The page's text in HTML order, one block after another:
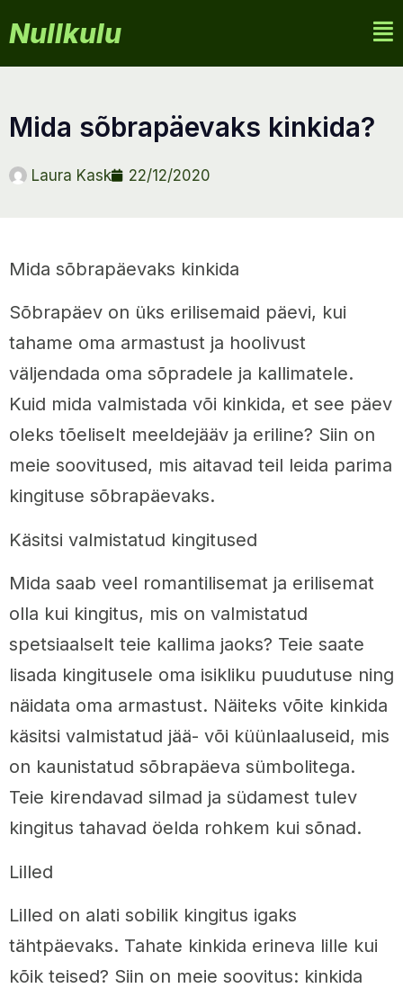
Nullkulu
mida sõbrapäevaks kinkida?
Laura Kask 22/12/2020
Mida sõbrapäevaks kinkida
Sõbrapäev on üks erilisemaid päevi, kui
tahame oma armastust ja hoolivust
väljendada oma sõpradele ja kallimatele.
Kuid mida valmistada või kinkida, et see päev
oleks tõeliselt meeldejääv ja eriline? Siin on
meie soovitused, mis aitavad teil leida parima
kingituse sõbrapäevaks.
Käsitsi valmistatud kingitused
Mida saab veel romantilisemat ja erilisemat
olla kui kingitus, mis on valmistatud
spetsiaalselt teie kallima jaoks? Teie saate
lisada kingitusele oma isikliku puudutuse ning
näidata oma armastust. Näiteks võite kinkida
käsitsi valmistatud jää- või küünlaaluseid, mis
on kaunistatud sõbrapäeva sümbolitega.
Teie kirendavad silmad ja südamest tulev
kingitus tahavad öelda rohkem kui sõnad.
Lilled
Lilled on alati sobilik kingitus igaks
tähtpäevaks. Tahate kinkida erineva lille kui
kõik teised? Siin on meie soovitus: kinkida